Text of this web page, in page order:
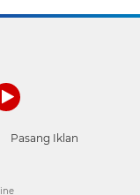
Pasang Iklan